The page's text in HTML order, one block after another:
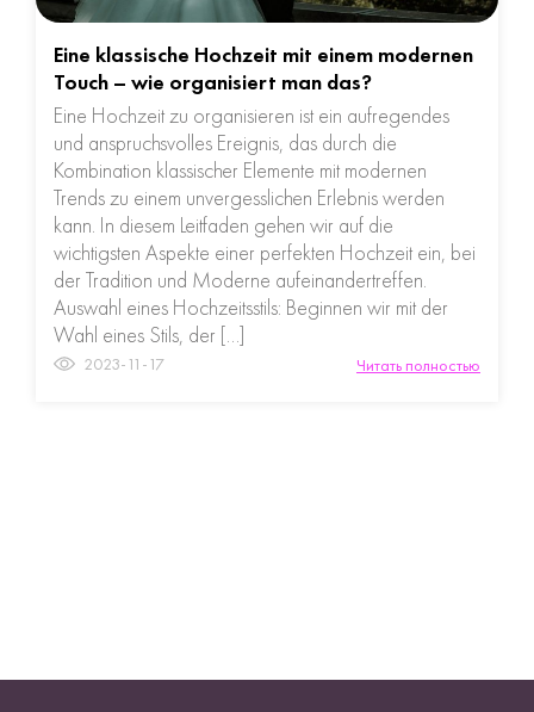
Eine klassische Hochzeit mit einem modernen
Touch – wie organisiert man das?
Eine Hochzeit zu organisieren ist ein aufregendes
und anspruchsvolles Ereignis, das durch die
Kombination klassischer Elemente mit modernen
Trends zu einem unvergesslichen Erlebnis werden
kann. In diesem Leitfaden gehen wir auf die
wichtigsten Aspekte einer perfekten Hochzeit ein, bei
der Tradition und Moderne aufeinandertreffen.
Auswahl eines Hochzeitsstils: Beginnen wir mit der
Wahl eines Stils, der […]
2023-11-17 Читать полностью